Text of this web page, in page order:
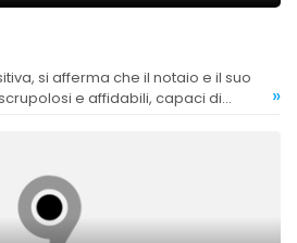
e affidabili, capaci di
»